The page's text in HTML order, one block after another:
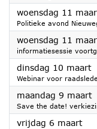
woensdag 11
Politieke avond
woensdag 11
informatiesessie
dinsdag 10 maart
Webinar voor
maandag 9 maart
Save the date!
vrijdag 6 maart